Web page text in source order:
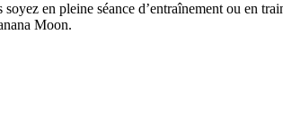
en pleine séance d’entraînement ou en
Moon.